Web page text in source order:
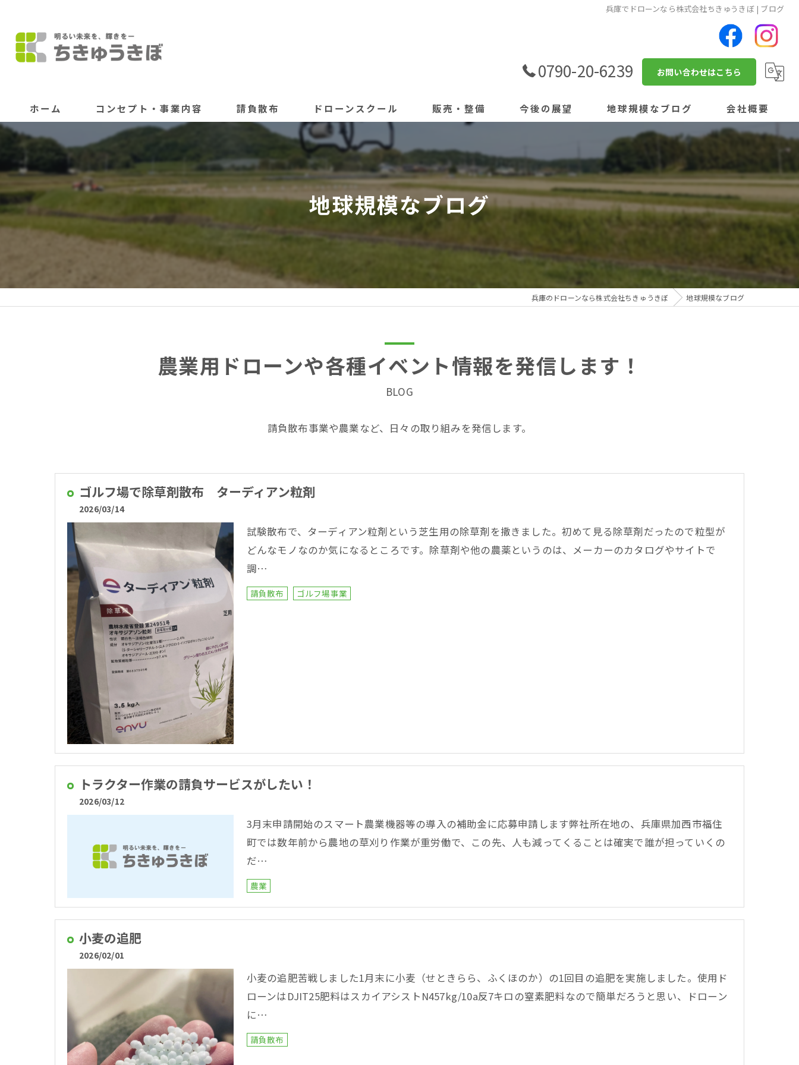
兵庫でドローンなら株式会社ちきゅうきぼ | ブログ
0790-20-6239 お問い合わせはこちら
ホーム コンセプト・事業内容 請負散布 ドローンスクール 販売・整備 今後の展望 地球規模なブログ 会社概要
地球規模なブログ
兵庫のドローンなら株式会社ちきゅうきぼ 地球規模なブログ
農業用ドローンや各種イベント情報を発信します！
BLOG
請負散布事業や農業など、日々の取り組みを発信します。
ゴルフ場で除草剤散布 ターディアン粒剤
2026/03/14
試験散布で、ターディアン粒剤という芝生用の除草剤を撒きました。初めて見る除草剤だったので粒型が
どんなモノなのか気になるところです。除草剤や他の農薬というのは、メーカーのカタログやサイトで
調…
請負散布 ゴルフ場事業
トラクター作業の請負サービスがしたい！
2026/03/12
3月末申請開始のスマート農業機器等の導入の補助金に応募申請します弊社所在地の、兵庫県加西市福住
町では数年前から農地の草刈り作業が重労働で、この先、人も減ってくることは確実で誰が担っていくの
だ…
農業
小麦の追肥
2026/02/01
小麦の追肥苦戦しました1月末に小麦（せときらら、ふくほのか）の1回目の追肥を実施しました。使用ド
ローンはDJIT25肥料はスカイアシストN457kg/10a反7キロの窒素肥料なので簡単だろうと思い、ドローン
に…
請負散布